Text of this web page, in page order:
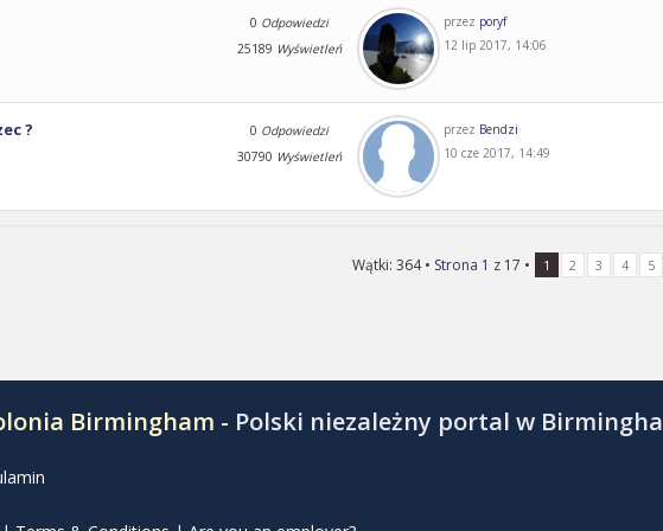
0 Odpowiedzi
25189 Wyświetleń
przez poryf
12 lip 2017, 14:06
? 0 Odpowiedzi
30790 Wyświetleń
przez Bendzi
10 cze 2017, 14:49
Wątki: 364 • Strona 1 z 17 • 1 2 3 4 5
Birmingham - Polski niezależny portal w